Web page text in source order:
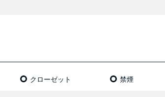
クローゼット 禁煙